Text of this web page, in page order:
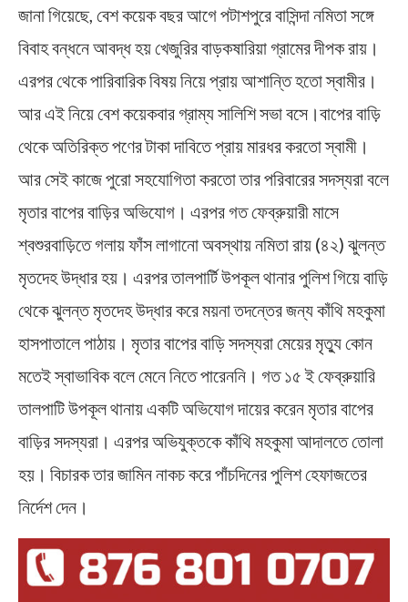
জানা গিয়েছে, বেশ কয়েক বছর আগে পটাশপুরে বাসিন্দা নমিতা সঙ্গে
বিবাহ বন্ধনে আবদ্ধ হয় খেজুরির বাড়কষারিয়া গ্রামের দীপক রায়।
এরপর থেকে পারিবারিক বিষয় নিয়ে প্রায় আশান্তি হতো স্বামীর।
আর এই নিয়ে বেশ কয়েকবার গ্রাম্য সালিশি সভা বসে।বাপের বাড়ি
থেকে অতিরিক্ত পণের টাকা দাবিতে প্রায় মারধর করতো স্বামী।
আর সেই কাজে পুরো সহযোগিতা করতো তার পরিবারের সদস্যরা বলে
মৃতার বাপের বাড়ির অভিযোগ। এরপর গত ফেব্রুয়ারী মাসে
শ্বশুরবাড়িতে গলায় ফাঁস লাগানো অবস্থায় নমিতা রায় (৪২) ঝুলন্ত
মৃতদেহ উদ্ধার হয়। এরপর তালপার্টি উপকূল থানার পুলিশ গিয়ে বাড়ি
থেকে ঝুলন্ত মৃতদেহ উদ্ধার করে ময়না তদন্তের জন্য কাঁথি মহকুমা
হাসপাতালে পাঠায়। মৃতার বাপের বাড়ি সদস্যরা মেয়ের মৃত্যু কোন
মতেই স্বাভাবিক বলে মেনে নিতে পারেননি। গত ১৫ ই ফেব্রুয়ারি
তালপাটি উপকূল থানায় একটি অভিযোগ দায়ের করেন মৃতার বাপের
বাড়ির সদস্যরা। এরপর অভিযুক্তকে কাঁথি মহকুমা আদালতে তোলা
হয়। বিচারক তার জামিন নাকচ করে পাঁচদিনের পুলিশ হেফাজতের
নির্দেশ দেন।